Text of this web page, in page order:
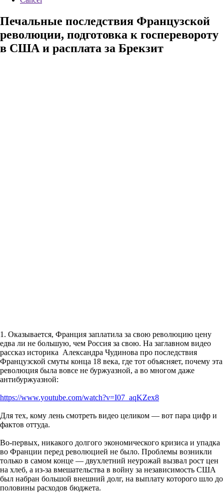
Печальные последствия Французской
революции, подготовка к госперевороту
в США и расплата за Брекзит
1. Оказывается, Франция заплатила за свою революцию цену
едва ли не большую, чем Россия за свою. На заглавном видео
рассказ историка Александра Чудинова про последствия
Французской смуты конца 18 века, где тот объясняет, почему эта
революция была вовсе не буржуазной, а во многом даже
антибуржуазной:
https://www.youtube.com/watch?v=I07_aqKZex8
Для тех, кому лень смотреть видео целиком — вот пара цифр и
фактов оттуда.
Во-первых, никакого долгого экономического кризиса и упадка
во Франции перед революцией не было. Проблемы возникли
только в самом конце — двухлетний неурожай вызвал рост цен
на хлеб, а из-за вмешательства в войну за независимость США
был набран большой внешний долг, на выплату которого шло до
половины расходов бюджета.